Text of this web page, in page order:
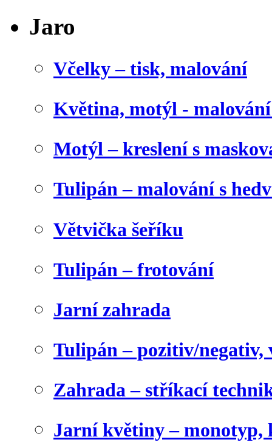
Jaro
Včelky – tisk, malování
Květina, motýl -
Motýl – kreslení s
Tulipán – malování s
Větvička šeříku
Tulipán – frotování
Jarní zahrada
Tulipán – pozitiv/negativ,
Zahrada – stříkací
Jarní květiny – monotyp,